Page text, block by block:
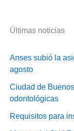
Últimas noticias
Anses subió la
agosto
Ciudad de
odontológicas
Requisitos para